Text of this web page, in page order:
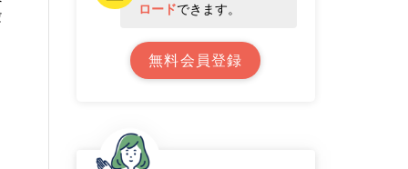
ロードできます。
無料会員登録